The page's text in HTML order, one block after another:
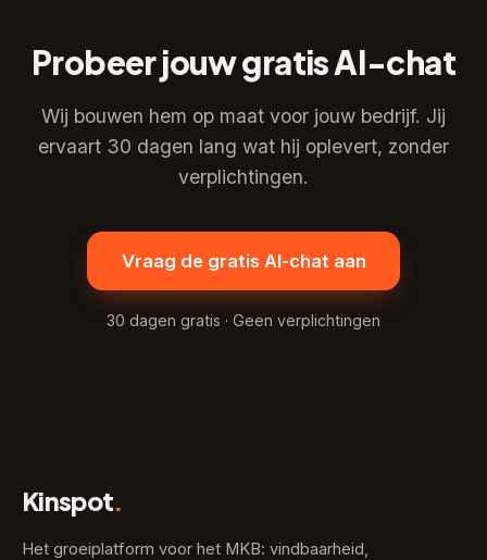
Probeer jouw gratis AI-chat
Wij bouwen hem op maat voor jouw bedrijf. Jij
ervaart 30 dagen lang wat hij oplevert, zonder
verplichtingen.
Vraag de gratis AI-chat aan
30 dagen gratis · Geen verplichtingen
Kinspot.
Het groeiplatform voor het MKB: vindbaarheid,